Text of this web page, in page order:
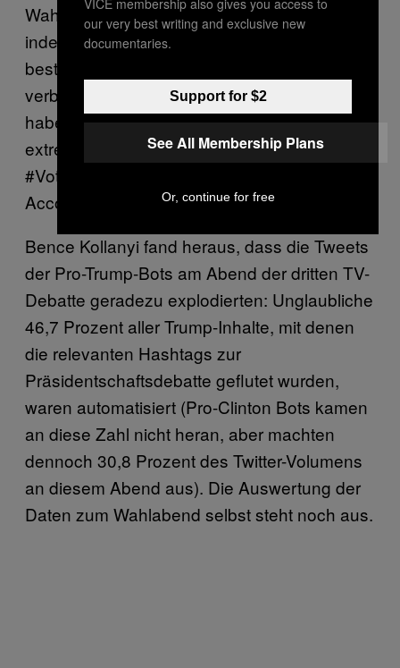
Wahltag. Sie können Twitter-Trends setzen,
indem sie schnell Nachrichten mit
bestimmten Hashtags oder Desinformation
verbreiten.”, erklärt Kollanyi. „Zum Beispiel
haben wir am Wahltag beobachtet, dass
extrem viele Tweets mit dem Hashtag
#VoterFraud von solchen automatisierten
Accounts gepostet werden.”
Bence Kollanyi fand heraus, dass die Tweets
der Pro-Trump-Bots am Abend der dritten TV-
Debatte geradezu explodierten: Unglaubliche
46,7 Prozent aller Trump-Inhalte, mit denen
die relevanten Hashtags zur
Präsidentschaftsdebatte geflutet wurden,
waren automatisiert (Pro-Clinton Bots kamen
an diese Zahl nicht heran, aber machten
dennoch 30,8 Prozent des Twitter-Volumens
an diesem Abend aus). Die Auswertung der
Daten zum Wahlabend selbst steht noch aus.
our very best writing and exclusive new
documentaries.
Support for $2
See All Membership Plans
Or, continue for free